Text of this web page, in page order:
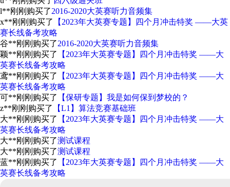
l**刚刚购买了2016-2020大英赛听力音频集
x**刚刚购买了
【2023年大英赛专题】四个月冲击特奖 ——大英
赛长线备考攻略
谷**刚刚购买了2016-2020大英赛听力音频集
颖**刚刚购买了
【2023年大英赛专题】四个月冲击特奖 ——大
英赛长线备考攻略
鸢**刚刚购买了
【2023年大英赛专题】四个月冲击特奖 ——大
英赛长线备考攻略
可**刚刚购买了
【保研专题】我是如何保到梦校的？
z**刚刚购买了
【L1】算法竞赛基础班
大**刚刚购买了
【2023年大英赛专题】四个月冲击特奖 ——大
英赛长线备考攻略
大**刚刚购买了测试课程
大**刚刚购买了测试课程
蓝**刚刚购买了
【2023年大英赛专题】四个月冲击特奖 ——大
英赛长线备考攻略